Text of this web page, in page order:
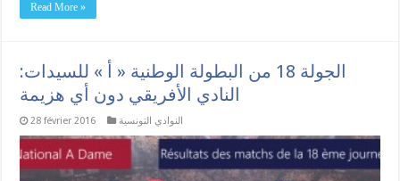
Read More »
الجولة 18 من البطولة الوطنية « أ » للسيدات:
النادي الأفريقي دون أي هزيمة
28 février 2016 النوادي التونسية